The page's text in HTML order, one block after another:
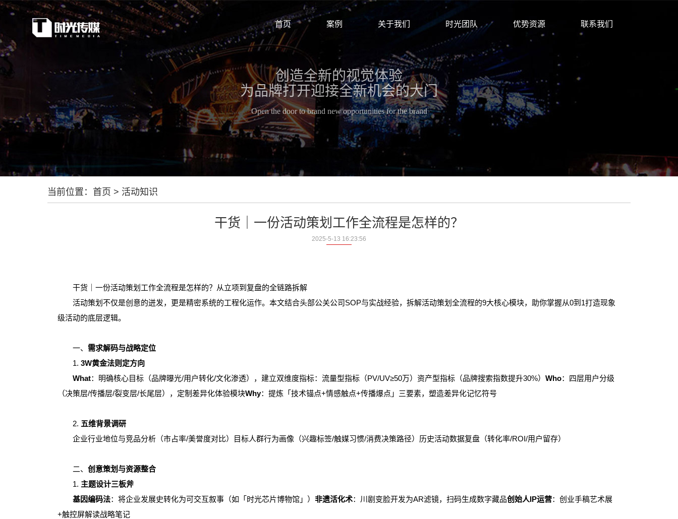
首页 案例 关于我们 时光团队 优势资源 联系我们
创造全新的视觉体验
为品牌打开迎接全新机会的大门
Open the door to brand new opportunities for the brand
当前位置： 首页 > 活动知识
干货｜一份活动策划工作全流程是怎样的？
2025-5-13 16:23:56
干货｜一份活动策划工作全流程是怎样的？从立项到复盘的全链路拆解
活动策划不仅是创意的迸发，更是精密系统的工程化运作。本文结合头部公关公司SOP与实战经验，拆解活动策划全流程的9大核心模块，助你掌握从0到1打造现象
级活动的底层逻辑。
一、 需求解码与战略定位
1.3W黄金法则定方向
What：明确核心目标（品牌曝光/用户转化/文化渗透），建立双维度指标：流量型指标（PV/UV≥50万）资产型指标（品牌搜索指数提升30%）Who：四层用户分级
（决策层/传播层/裂变层/长尾层），定制差异化体验模块Why：提炼「技术锚点+情感触点+传播爆点」三要素，塑造差异化记忆符号
2. 五维背景调研
企业行业地位与竞品分析（市占率/美誉度对比）目标人群行为画像（兴趣标签/触媒习惯/消费决策路径）历史活动数据复盘（转化率/ROI/用户留存）
二、创意策划与资源整合
1. 主题设计三板斧
基因编码法：将企业发展史转化为可交互叙事（如「时光芯片博物馆」）非遗活化术：川剧变脸开发为AR滤镜，扫码生成数字藏品创始人IP运营：创业手稿艺术展
+触控屏解读战略笔记